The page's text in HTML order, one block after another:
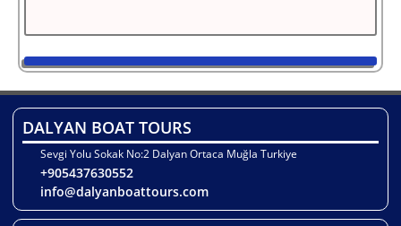
DALYAN BOAT TOURS
Sevgi Yolu Sokak No:2 Dalyan Ortaca Muğla Turkiye
+905437630552
info@dalyanboattours.com